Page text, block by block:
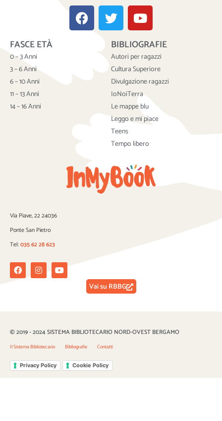
F
a
c
T
w
i
t
t
e
r
Y
o
u
t
u
b
e
FASCE ETÀ
0 – 3 Anni
3 – 6 Anni
6 – 10 Anni
11 – 13 Anni
14 – 16 Anni
BIBLIOGRAFIE
Autori per ragazzi
Cultura Superiore
Divulgazione ragazzi
IoNoiTerra
Le mappe blu
Leggo e mi piace
Teens
Tempo libero
Via Piave, 22 24036
Ponte San Pietro
Tel:035 62 28 623
FacebookInstagramYoutube
Vai su RBBG
© 2019 - 2024 SISTEMA BIBLIOTECARIO NORD-OVEST BERGAMO
Il Sistema Bibliotecario Bibliografie Contatti
Privacy Policy Cookie Policy